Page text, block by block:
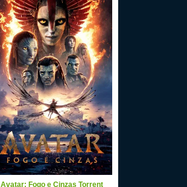
Avatar: Fogo e Cinzas Torrent